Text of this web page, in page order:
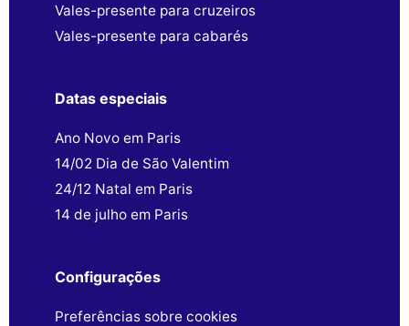
Vales-presente para cruzeiros
Vales-presente para cabarés
Datas especiais
Ano Novo em Paris
14/02 Dia de São Valentim
24/12 Natal em Paris
14 de julho em Paris
Configurações
Preferências sobre cookies